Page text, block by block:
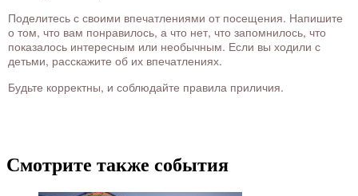
Поделитесь с своими впечатлениями от посещения. Напишите
о том, что вам понравилось, а что нет, что запомнилось, что
показалось интересным или необычным. Если вы ходили с
детьми, расскажите об их впечатлениях.
Будьте корректны, и соблюдайте правила приличия.
Смотрите также события